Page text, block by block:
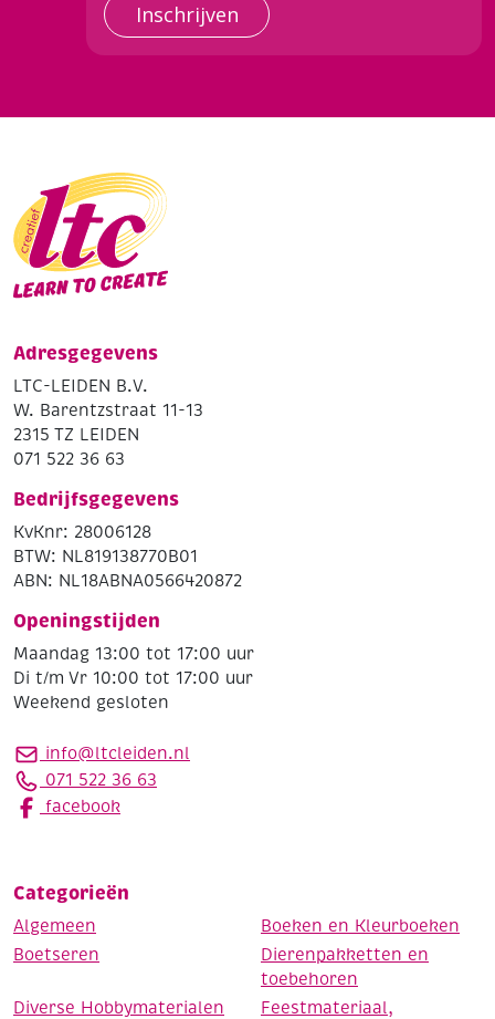
Inschrijven
Adresgegevens
LTC-LEIDEN B.V.
W. Barentzstraat 11-13
2315 TZ LEIDEN
071 522 36 63
Bedrijfsgegevens
KvKnr: 28006128
BTW: NL819138770B01
ABN: NL18ABNA0566420872
Openingstijden
Maandag 13:00 tot 17:00 uur
Di t/m Vr 10:00 tot 17:00 uur
Weekend gesloten
info@ltcleiden.nl
071 522 36 63
facebook
Categorieën
Algemeen
Boeken en Kleurboeken
Boetseren
Dierenpakketten en
toebehoren
Diverse Hobbymaterialen
Feestmateriaal,